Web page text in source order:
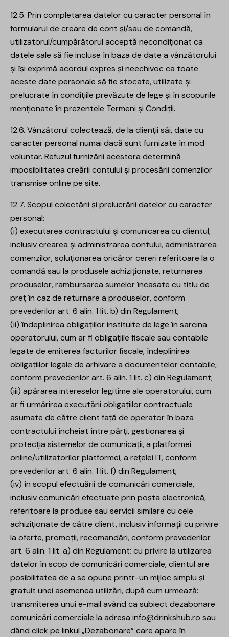
12.5. Prin completarea datelor cu caracter personal în
formularul de creare de cont și/sau de comandă,
utilizatorul/cumpărătorul acceptă necondiționat ca
datele sale să fie incluse în baza de date a vânzătorului
și își exprimă acordul expres și neechivoc ca toate
aceste date personale să fie stocate, utilizate și
prelucrate în condițiile prevăzute de lege și în scopurile
menționate în prezentele Termeni și Condiții.
12.6. Vânzătorul colectează, de la clienții săi, date cu
caracter personal numai dacă sunt furnizate în mod
voluntar. Refuzul furnizării acestora determină
imposibilitatea creării contului și procesării comenzilor
transmise online pe site.
12.7. Scopul colectării și prelucrării datelor cu caracter
personal:
(i) executarea contractului și comunicarea cu clientul,
inclusiv crearea și administrarea contului, administrarea
comenzilor, soluționarea oricăror cereri referitoare la o
comandă sau la produsele achiziționate, returnarea
produselor, rambursarea sumelor încasate cu titlu de
preț în caz de returnare a produselor, conform
prevederilor art. 6 alin. 1 lit. b) din Regulament;
(ii) îndeplinirea obligațiilor instituite de lege în sarcina
operatorului, cum ar fi obligațiile fiscale sau contabile
legate de emiterea facturilor fiscale, îndeplinirea
obligațiilor legale de arhivare a documentelor contabile,
conform prevederilor art. 6 alin. 1 lit. c) din Regulament;
(iii) apărarea intereselor legitime ale operatorului, cum
ar fi urmărirea executării obligațiilor contractuale
asumate de către client față de operator în baza
contractului încheiat între părți, gestionarea și
protecția sistemelor de comunicații, a platformei
online/utilizatorilor platformei, a rețelei IT, conform
prevederilor art. 6 alin. 1 lit. f) din Regulament;
(iv) în scopul efectuării de comunicări comerciale,
inclusiv comunicări efectuate prin poșta electronică,
referitoare la produse sau servicii similare cu cele
achiziționate de către client, inclusiv informații cu privire
la oferte, promoții, recomandări, conform prevederilor
art. 6 alin. 1 lit. a) din Regulament; cu privire la utilizarea
datelor în scop de comunicări comerciale, clientul are
posibilitatea de a se opune printr-un mijloc simplu și
gratuit unei asemenea utilizări, după cum urmează:
transmiterea unui e-mail având ca subiect dezabonare
comunicări comerciale la adresa info@drinkshub.ro sau
dând click pe linkul „Dezabonare” care apare în